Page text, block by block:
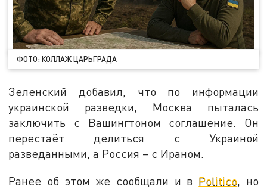
ФОТО: КОЛЛАЖ ЦАРЬГРАДА
Зеленский добавил, что по информации
украинской разведки, Москва пыталась
заключить с Вашингтоном соглашение. Он
перестаёт делиться с Украиной
разведанными, а Россия – с Ираном.
Ранее об этом же сообщали и в Politico, но